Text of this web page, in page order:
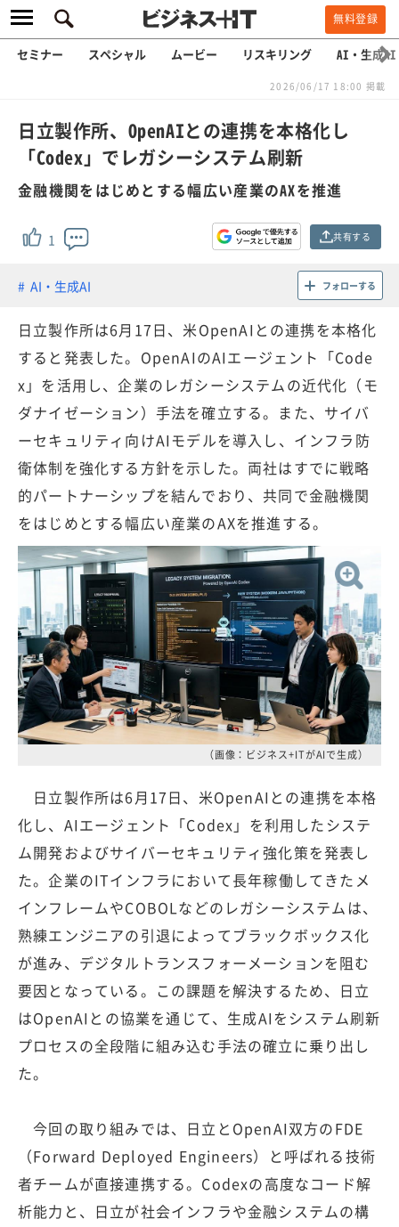
無料登録
セミナー スペシャル ムービー リスキリング AI・生成AI
2026/06/17 18:00 掲載
日立製作所、OpenAIとの連携を本格化し
「Codex」でレガシーシステム刷新
金融機関をはじめとする幅広い産業のAXを推進
1 共有する
AI・生成AI フォローする
日立製作所は6月17日、米OpenAIとの連携を本格化
すると発表した。OpenAIのAIエージェント「Code
x」を活用し、企業のレガシーシステムの近代化（モ
ダナイゼーション）手法を確立する。また、サイバ
ーセキュリティ向けAIモデルを導入し、インフラ防
衛体制を強化する方針を示した。両社はすでに戦略
的パートナーシップを結んでおり、共同で金融機関
をはじめとする幅広い産業のAXを推進する。
（画像：ビジネス+ITがAIで生成）
日立製作所は6月17日、米OpenAIとの連携を本格
化し、AIエージェント「Codex」を利用したシステ
ム開発およびサイバーセキュリティ強化策を発表し
た。企業のITインフラにおいて長年稼働してきたメ
インフレームやCOBOLなどのレガシーシステムは、
熟練エンジニアの引退によってブラックボックス化
が進み、デジタルトランスフォーメーションを阻む
要因となっている。この課題を解決するため、日立
はOpenAIとの協業を通じて、生成AIをシステム刷新
プロセスの全段階に組み込む手法の確立に乗り出し
た。
今回の取り組みでは、日立とOpenAI双方のFDE
（Forward Deployed Engineers）と呼ばれる技術
者チームが直接連携する。Codexの高度なコード解
析能力と、日立が社会インフラや金融システムの構